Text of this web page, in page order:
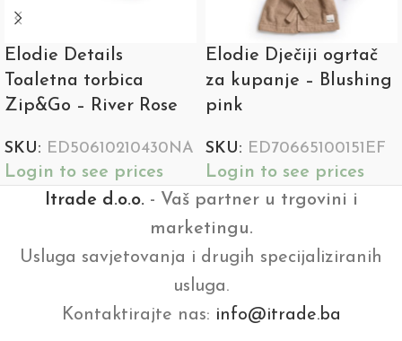
Elodie Details
Toaletna torbica
Zip&Go – River Rose
SKU: ED50610210430NA
Login to see prices
Elodie Dječiji ogrtač
za kupanje – Blushing
pink
SKU: ED70665100151EF
Login to see prices
Itrade d.o.o.- Vaš partner u trgovini i
marketingu.
Usluga savjetovanja i drugih specijaliziranih
usluga.
Kontaktirajte nas: info@itrade.ba